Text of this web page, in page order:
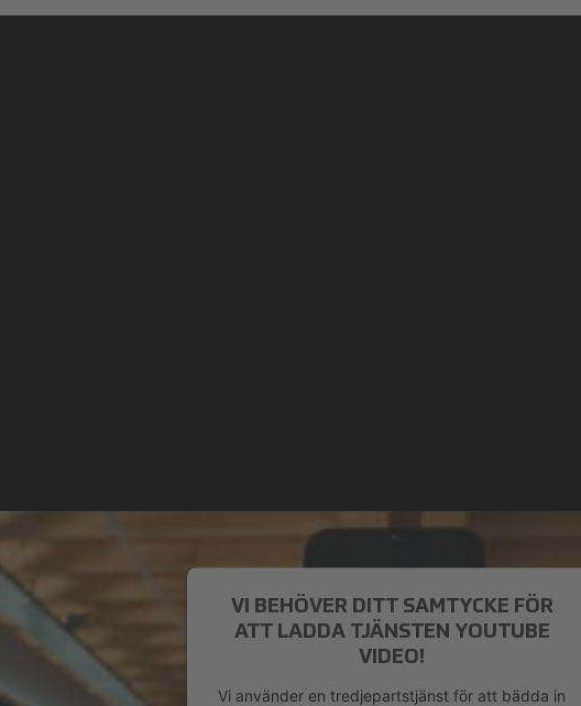
VI BEHÖVER DITT SAMTYCKE FÖR
ATT LADDA TJÄNSTEN YOUTUBE
VIDEO!
Vi använder en tredjepartstjänst för att bädda in